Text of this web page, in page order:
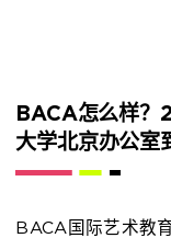
BACA怎么样？
大学北京办公室
BACA国际艺术教